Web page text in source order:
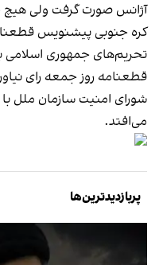
آژانس صورت گرفت ولی هیچ
کره جنوبی پیشنویس
تحریم‌های جمهوری اسلامی
قطعنامه روز جمعه رای
شورای امنیت سازمان ملل
می‌افتد.
پربازدیدترین‌ها